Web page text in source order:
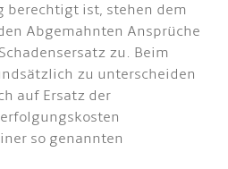
berechtigt ist, stehen dem
Abgemahnten Ansprüche
zu. Beim
zu unterscheiden
auf Ersatz der
so genannten